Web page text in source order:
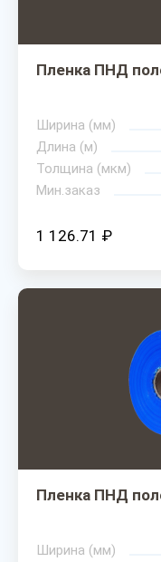
Пленка ПНД
Ширина (мм)
Длина (м)
Толщина (мкм)
Мин.заказ
1 126.71 ₽
Пленка ПНД
Ширина (мм)